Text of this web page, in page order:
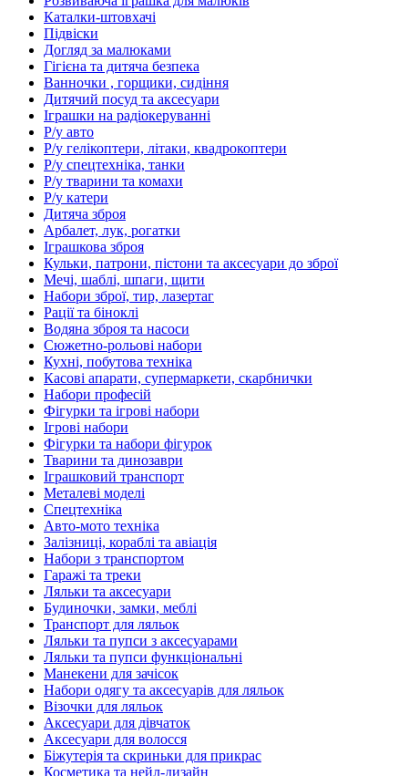
Каталки-штовхачі
Підвіски
Догляд за малюками
Гігієна та дитяча безпека
Ванночки , горщики, сидіння
Дитячий посуд та аксесуари
Іграшки на радіокеруванні
Р/у авто
Р/у гелікоптери, літаки, квадрокоптери
Р/у спецтехніка, танки
Р/у тварини та комахи
Р/у катери
Дитяча зброя
Арбалет, лук, рогатки
Іграшкова зброя
Кульки, патрони, пістони та аксесуари до зброї
Мечі, шаблі, шпаги, щити
Набори зброї, тир, лазертаг
Рації та біноклі
Водяна зброя та насоси
Сюжетно-рольові набори
Кухні, побутова техніка
Касові апарати, супермаркети, скарбнички
Набори професій
Фігурки та ігрові набори
Ігрові набори
Фігурки та набори фігурок
Тварини та динозаври
Іграшковий транспорт
Металеві моделі
Спецтехніка
Авто-мото техніка
Залізниці, кораблі та авіація
Набори з транспортом
Гаражі та треки
Ляльки та аксесуари
Будиночки, замки, меблі
Транспорт для ляльок
Ляльки та пупси з аксесуарами
Ляльки та пупси функціональні
Манекени для зачісок
Набори одягу та аксесуарів для ляльок
Візочки для ляльок
Аксесуари для дівчаток
Аксесуари для волосся
Біжутерія та скриньки для прикрас
Косметика та нейл-дизайн